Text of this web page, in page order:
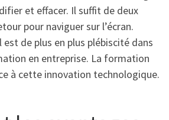
et effacer. Il suffit de deux
pour naviguer sur l’écran.
de plus en plus plébiscité dans
en entreprise. La formation
à cette innovation technologique.